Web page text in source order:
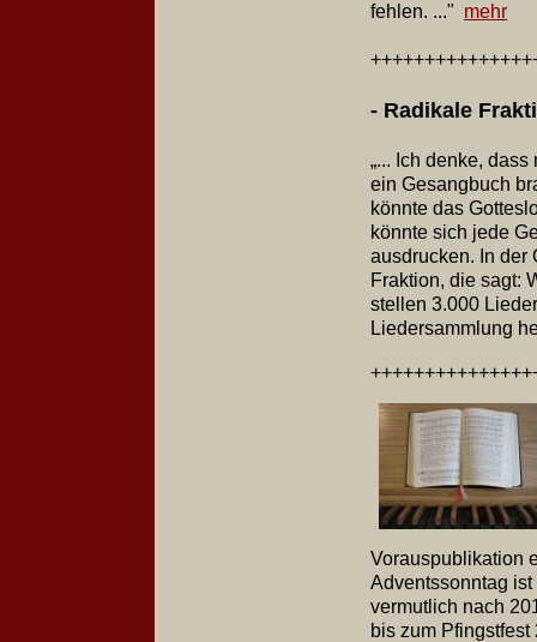
fehlen. ..." mehr
- Radikale
„... Ich denke,
ein Gesangbuch
könnte das
könnte sich jede
ausdrucken. In der
Fraktion, die sagt:
stellen 3.000
Liedersammlung
Vorauspublikation
Adventssonntag
vermutlich nach
bis zum